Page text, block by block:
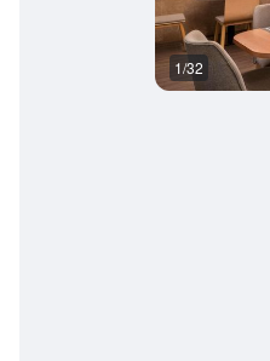
1/32